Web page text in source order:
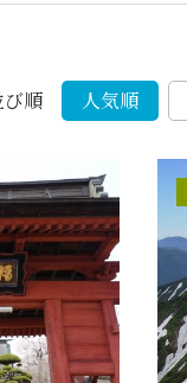
び順 人気順